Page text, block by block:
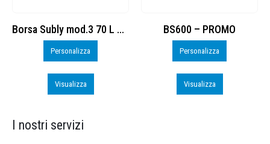
BS600 – PROMO
Personalizza
Visualizza
Run
Visualizza
I nostri servizi